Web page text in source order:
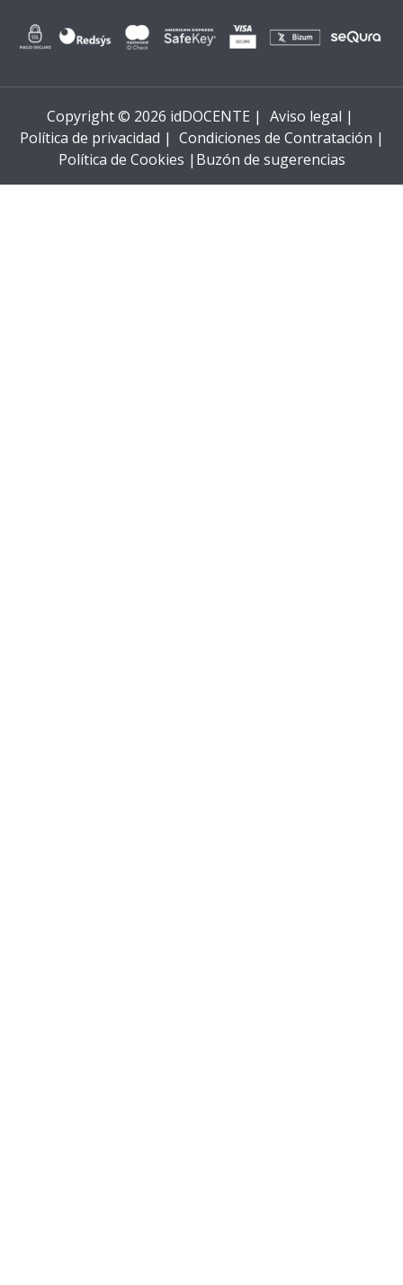
Copyright © 2026 idDOCENTE | Aviso legal |
Política de privacidad | Condiciones de Contratación |
Política de Cookies | Buzón de sugerencias